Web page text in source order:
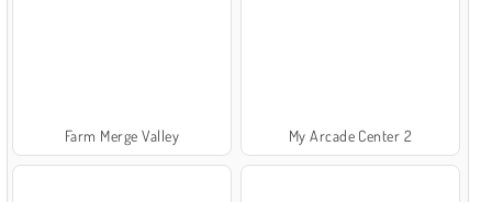
Farm Merge Valley My Arcade Center 2